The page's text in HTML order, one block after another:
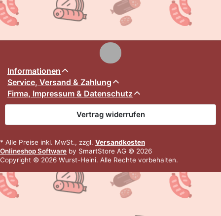
Informationen
Service, Versand & Zahlung
Firma, Impressum & Datenschutz
Vertrag widerrufen
* Alle Preise inkl. MwSt., zzgl. Versandkosten
Onlineshop Software by SmartStore AG © 2026
Copyright © 2026 Wurst-Heini. Alle Rechte vorbehalten.